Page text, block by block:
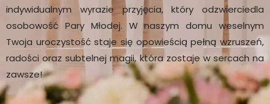
indywidualnym wyrazie przyjęcia, który odzwierciedla
osobowość Pary Młodej. W naszym domu weselnym
Twoja uroczystość staje się opowieścią pełną wzruszeń,
radości oraz subtelnej magii, która zostaje w sercach na
zawsze!